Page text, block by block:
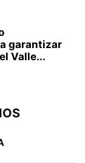
garantizar
Valle...